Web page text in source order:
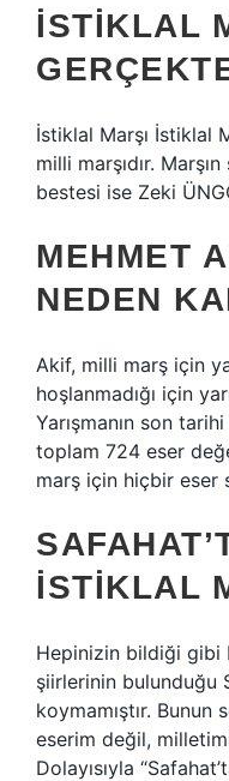
İSTIKLAL
İstiklal Marşı İstiklal
milli marşıdır.
bestesi ise Zeki
MEHMET
NEDEN
Akif, milli marş için
hoşlanmadığı için
Yarışmanın son
toplam 724 eser
marş için hiçbir eser
İSTIKLAL
Hepinizin bildiği gibi
şiirlerinin bulunduğu
koymamıştır. Bunun
eserim değil,
Dolayısıyla